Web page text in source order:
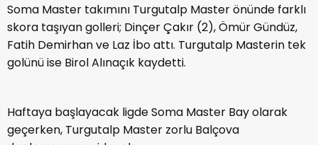
Soma Master takımını Turgutalp Master önünde farklı
skora taşıyan golleri; Dinçer Çakır (2), Ömür Gündüz,
Fatih Demirhan ve Laz İbo attı. Turgutalp Masterin tek
golünü ise Birol Alınaçık kaydetti.
Haftaya başlayacak ligde Soma Master Bay olarak
geçerken, Turgutalp Master zorlu Balçova